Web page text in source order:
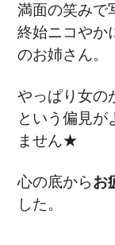
満面の笑みで
終始ニコやか
のお姉さん。
やっぱり女の
という偏見が
ません★
心の底からお
した。